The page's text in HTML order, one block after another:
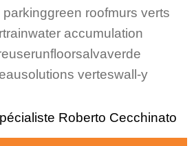
parkinggreen roofmurs verts
rainwater accumulation
runfloorsalvaverde
solutions verteswall-y
Roberto Cecchinato